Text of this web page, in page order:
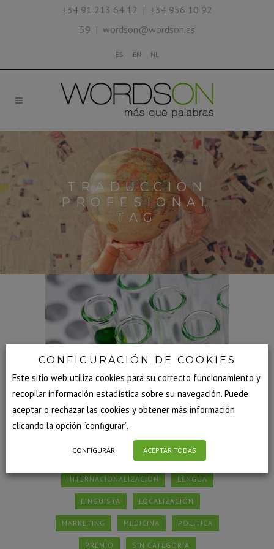
+34 91 213 64 12 | +34 956 10 92
59 | wordson@wordson.es
ES EN NL
TRADUCCIÓN
PROFESIONAL
TAG
COMERCIO EXTERIOR
EXPERTOS IDIOMAS
INTERNACIONALIZACIÓN LENGUA
LINGÜISTA LOCALIZACIÓN
MARKETING MEDICINA POLÍTICA
PREMIO SIN CATEGORÍA
CONFIGURACIÓN DE COOKIES
Este sitio web utiliza cookies para su correcto funcionamiento y
recopilar información estadística sobre su navegación. Puede
aceptar o rechazar las cookies y obtener más información
clicando la opción “configurar”.
CONFIGURAR ACEPTAR TODAS